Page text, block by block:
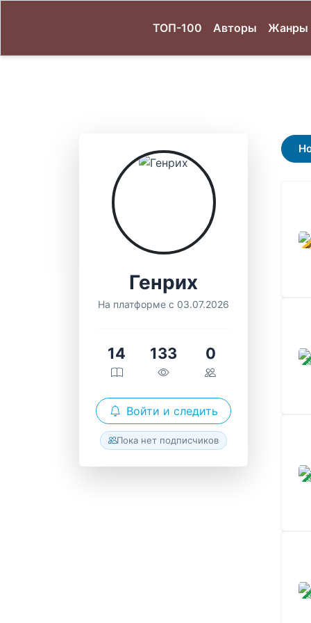
ТОП-100 Авторы Жанры
Генрих
На платформе с 03.07.2026
14 133 0
Войти и следить
Пока нет подписчиков
В